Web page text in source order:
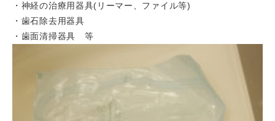
・神経の治療用器具(リーマー、ファイル等)
・歯石除去用器具
・歯面清掃器具 等